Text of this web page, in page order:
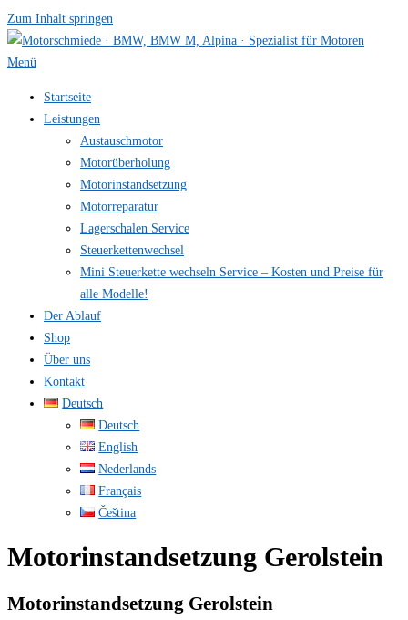
Zum Inhalt springen
Menü
Startseite
Leistungen
Austauschmotor
Motorüberholung
Motorinstandsetzung
Motorreparatur
Lagerschalen Service
Steuerkettenwechsel
Mini Steuer­kette wechseln Service – Kosten und Preise für
alle Modelle!
Der Ablauf
Shop
Über uns
Kontakt
Deutsch
Deutsch
English
Nederlands
Français
Čeština
Motorinstandsetzung Gerolstein
Motorinstandsetzung Gerolstein